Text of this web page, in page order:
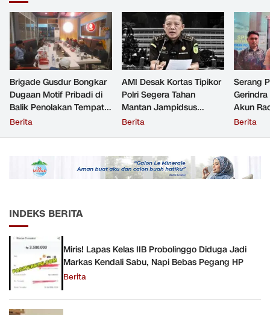
Brigade Gusdur Bongkar
Dugaan Motif Pribadi di
Balik Penolakan Tempat
Ibadah GKJW Bangil
Berita
AMI Desak Kortas Tipikor
Polri Segera Tahan
Mantan Jampidsus
Tersangka Korupsi
Berita
Serang
Akun
Resmi
Berita
INDEKS BERITA
Miris! Lapas Kelas IIB Probolinggo Diduga Jadi
Markas Kendali Sabu, Napi Bebas Pegang HP
Berita